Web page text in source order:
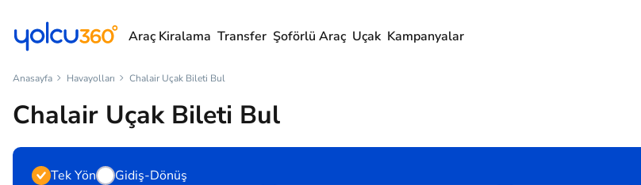
Araç Kiralama Transfer Şoförlü Araç Uçak Kampanyalar
Anasayfa Havayolları Chalair Uçak Bileti Bul
Chalair Uçak Bileti Bul
Tek Yön
Gidiş-Dönüş